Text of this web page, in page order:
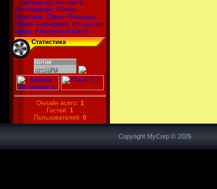
Статистика
Онлайн всего: 1
Гостей: 1
Пользователей: 0
Copyright MyCorp © 2026